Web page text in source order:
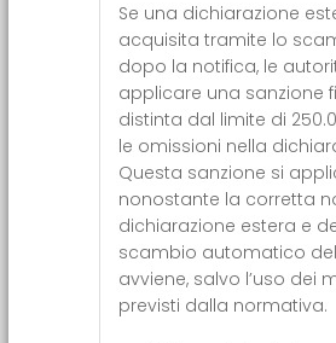
Se una dichiarazione
acquisita tramite lo
dopo la notifica, le
applicare una sanzione
distinta dal limite di
le omissioni nella
Questa sanzione si
nonostante la corretta
dichiarazione estera e
scambio automatico
avviene, salvo l’uso dei
previsti dalla normativa.